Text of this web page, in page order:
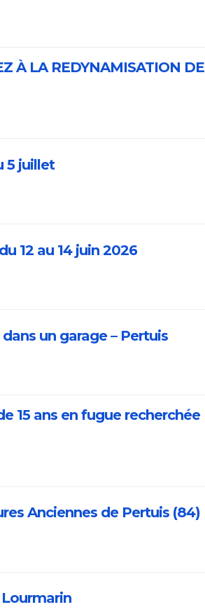
À LA REDYNAMISATION DE
5 juillet
12 au 14 juin 2026
un garage – Pertuis
15 ans en fugue recherchée
Anciennes de Pertuis (84)